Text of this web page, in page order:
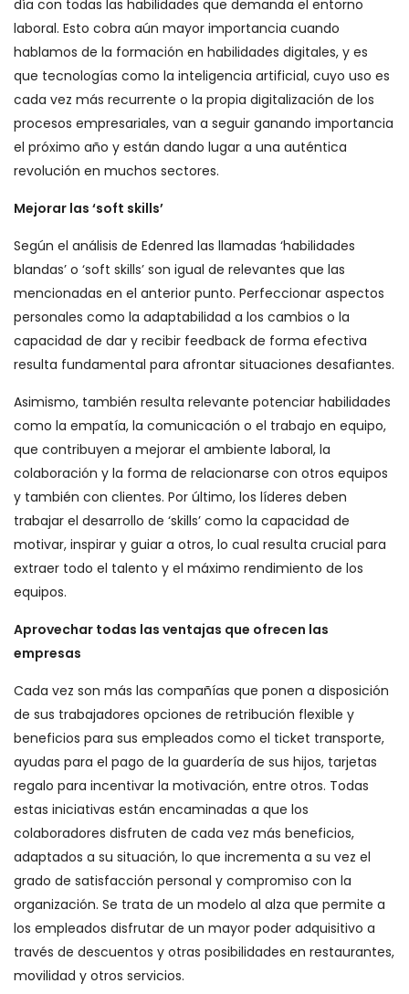
día con todas las habilidades que demanda el entorno
laboral. Esto cobra aún mayor importancia cuando
hablamos de la formación en habilidades digitales, y es
que tecnologías como la inteligencia artificial, cuyo uso es
cada vez más recurrente o la propia digitalización de los
procesos empresariales, van a seguir ganando importancia
el próximo año y están dando lugar a una auténtica
revolución en muchos sectores.
Mejorar las ‘soft skills’
Según el análisis de Edenred las llamadas ‘habilidades
blandas’ o ‘soft skills’ son igual de relevantes que las
mencionadas en el anterior punto. Perfeccionar aspectos
personales como la adaptabilidad a los cambios o la
capacidad de dar y recibir feedback de forma efectiva
resulta fundamental para afrontar situaciones desafiantes.
Asimismo, también resulta relevante potenciar habilidades
como la empatía, la comunicación o el trabajo en equipo,
que contribuyen a mejorar el ambiente laboral, la
colaboración y la forma de relacionarse con otros equipos
y también con clientes. Por último, los líderes deben
trabajar el desarrollo de ‘skills’ como la capacidad de
motivar, inspirar y guiar a otros, lo cual resulta crucial para
extraer todo el talento y el máximo rendimiento de los
equipos.
Aprovechar todas las ventajas que ofrecen las
empresas
Cada vez son más las compañías que ponen a disposición
de sus trabajadores opciones de retribución flexible y
beneficios para sus empleados como el ticket transporte,
ayudas para el pago de la guardería de sus hijos, tarjetas
regalo para incentivar la motivación, entre otros. Todas
estas iniciativas están encaminadas a que los
colaboradores disfruten de cada vez más beneficios,
adaptados a su situación, lo que incrementa a su vez el
grado de satisfacción personal y compromiso con la
organización. Se trata de un modelo al alza que permite a
los empleados disfrutar de un mayor poder adquisitivo a
través de descuentos y otras posibilidades en restaurantes,
movilidad y otros servicios.